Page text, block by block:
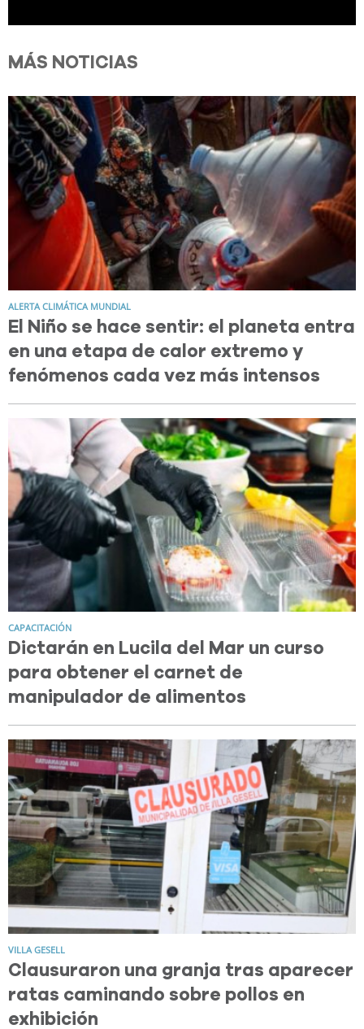
MÁS NOTICIAS
ALERTA CLIMÁTICA MUNDIAL
El Niño se hace sentir: el planeta entra
en una etapa de calor extremo y
fenómenos cada vez más intensos
CAPACITACIÓN
Dictarán en Lucila del Mar un curso
para obtener el carnet de
manipulador de alimentos
VILLA GESELL
Clausuraron una granja tras aparecer
ratas caminando sobre pollos en
exhibición